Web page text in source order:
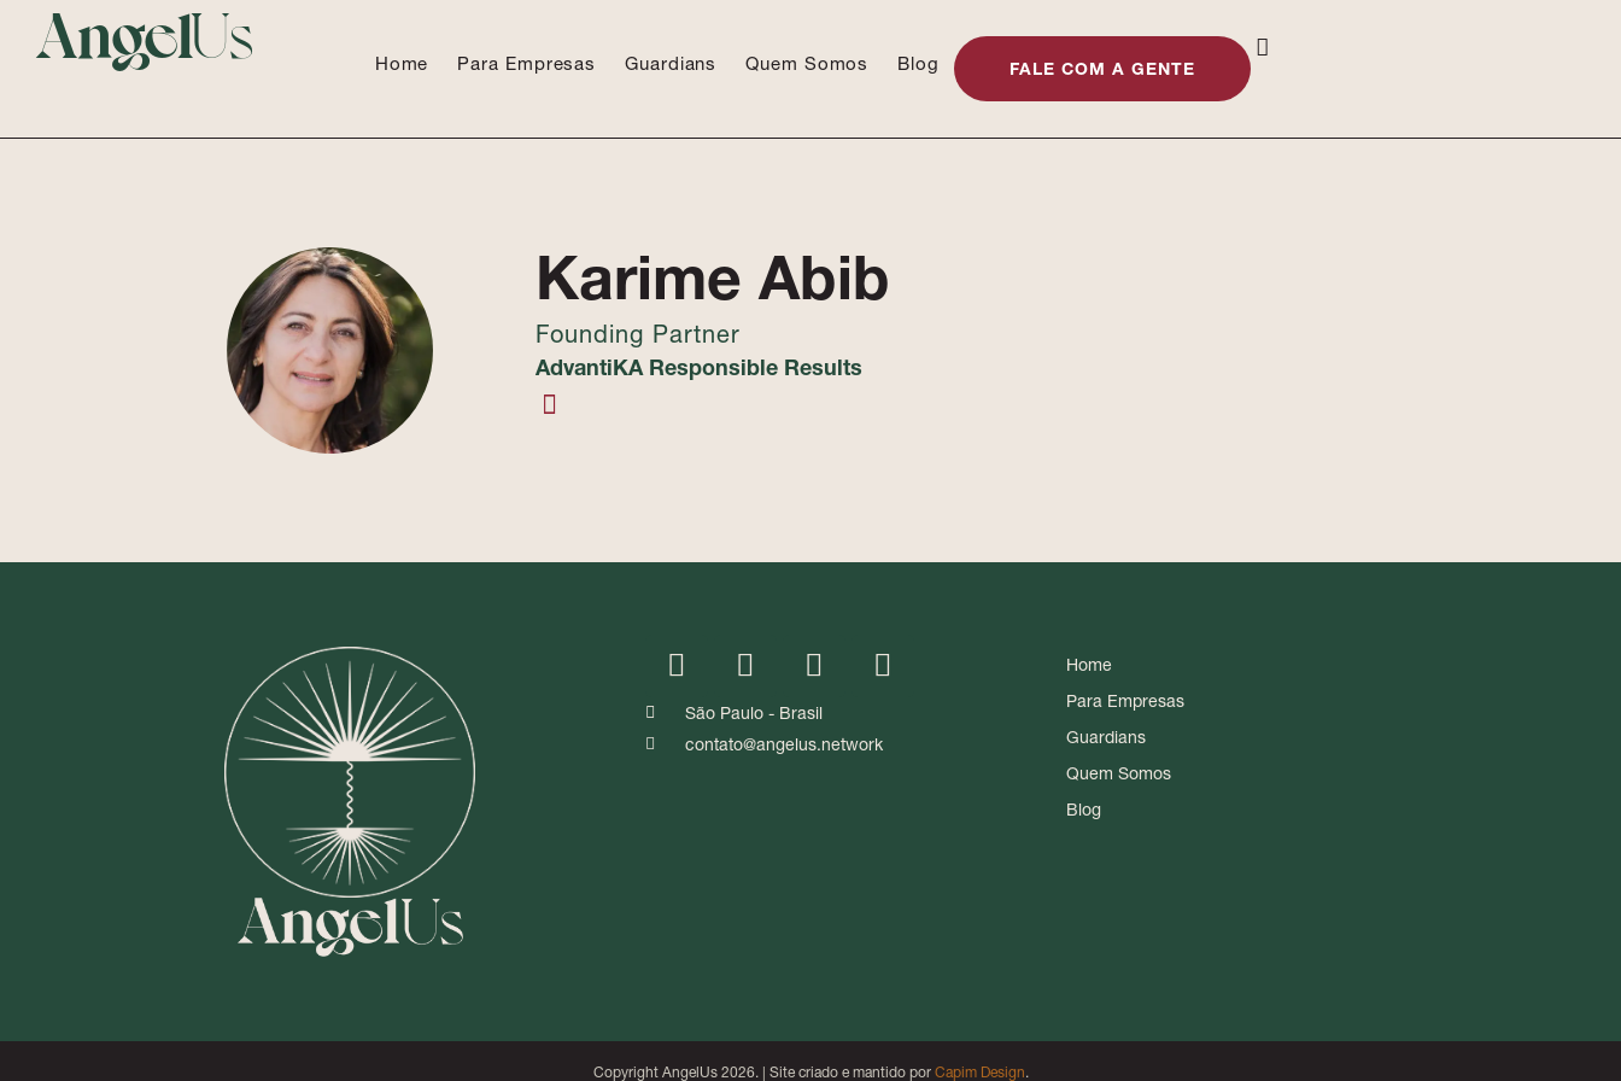
AngelUs Home Para Empresas Guardians Quem Somos Blog FALE COM A GENTE
Karime Abib
Founding Partner
AdvantiKA Responsible Results
São Paulo - Brasil
contato@angelus.network
Home
Para Empresas
Guardians
Quem Somos
Blog
Copyright AngelUs 2026. | Site criado e mantido por Capim Design.